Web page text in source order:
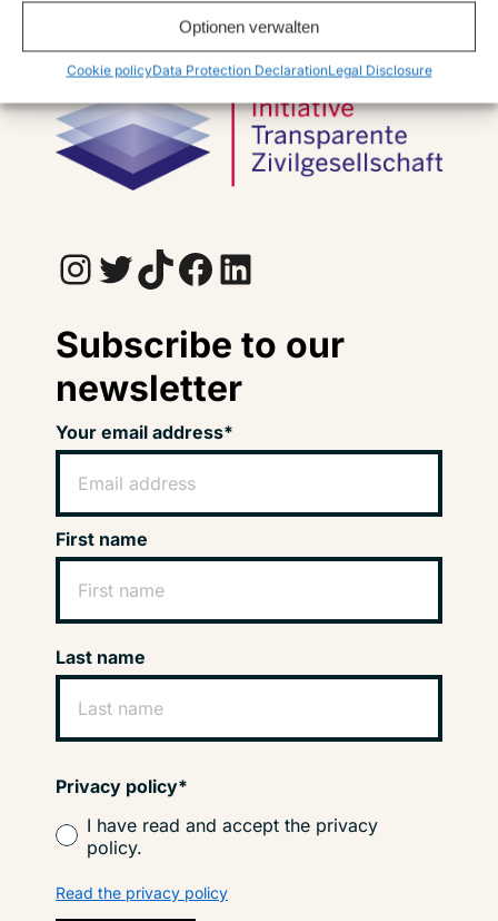
Optionen verwalten
Cookie policyData Protection DeclarationLegal Disclosure
InstagramTwitter TikTok Facebook LinkedIn
Subscribe to our
newsletter
Your email address*
First name
Last name
Privacy policy*
I have read and accept the privacy
policy.
Read the privacy policy